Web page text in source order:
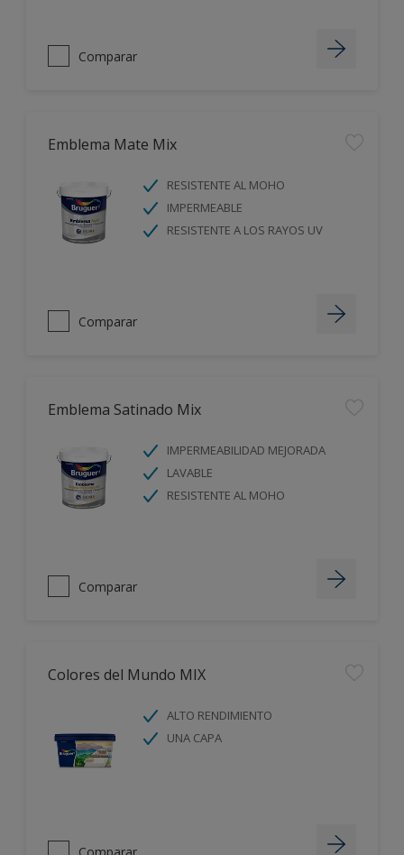
Comparar
Emblema Mate Mix
RESISTENTE AL MOHO
IMPERMEABLE
RESISTENTE A LOS RAYOS UV
Comparar
Emblema Satinado Mix
IMPERMEABILIDAD MEJORADA
LAVABLE
RESISTENTE AL MOHO
Comparar
Colores del Mundo MIX
ALTO RENDIMIENTO
UNA CAPA
Comparar